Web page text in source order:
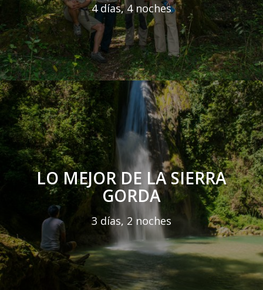
4 días, 4 noches
LO MEJOR DE LA SIERRA
GORDA
3 días, 2 noches